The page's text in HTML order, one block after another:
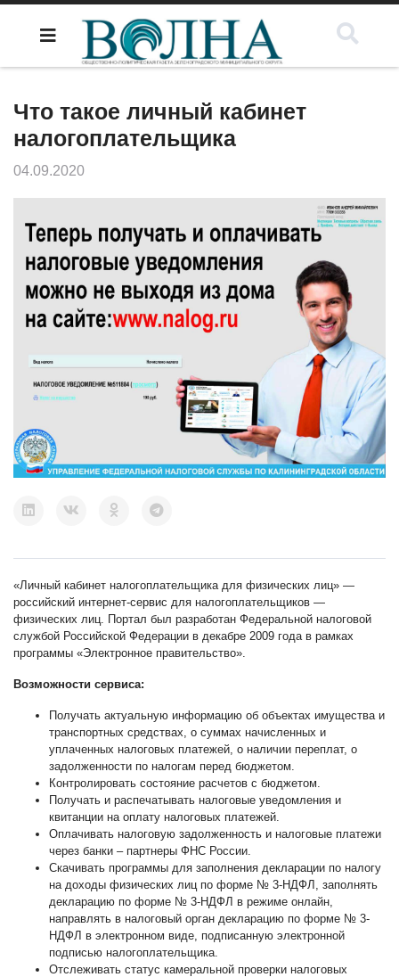
Что такое личный кабинет
налогоплательщика
04.09.2020
«Личный кабинет налогоплательщика для физических лиц» —
российский интернет-сервис для налогоплательщиков —
физических лиц. Портал был разработан Федеральной налоговой
службой Российской Федерации в декабре 2009 года в рамках
программы «Электронное правительство».
Возможности сервиса:
Получать актуальную информацию об объектах имущества и
транспортных средствах, о суммах начисленных и
уплаченных налоговых платежей, о наличии переплат, о
задолженности по налогам перед бюджетом.
Контролировать состояние расчетов с бюджетом.
Получать и распечатывать налоговые уведомления и
квитанции на оплату налоговых платежей.
Оплачивать налоговую задолженность и налоговые платежи
через банки – партнеры ФНС России.
Скачивать программы для заполнения декларации по налогу
на доходы физических лиц по форме № 3-НДФЛ, заполнять
декларацию по форме № 3-НДФЛ в режиме онлайн,
направлять в налоговый орган декларацию по форме № 3-
НДФЛ в электронном виде, подписанную электронной
подписью налогоплательщика.
Отслеживать статус камеральной проверки налоговых